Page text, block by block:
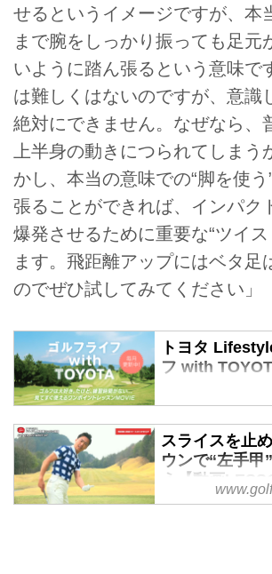
せるというイメージですが、本
まで腕をしっかり振っても足元
いように踏ん張るという意味で
は難しくはないのですが、意識
絶対にできません。なぜなら、
上半身の動きにつられてしまう
かし、本当の意味での“脚を使
張ることができれば、インパク
爆発させるために重要な“ツイス
ます。飛距離アップにはベタ足
のでぜひ試してみてください」
トヨタ
フ with
ゴルフは大好き
with TOYOTA」
えるワンポイン
を中心に悩みを
に役に立つ動画
スライスを止
ウンで“左手甲
う【動画
のゴルフダイ